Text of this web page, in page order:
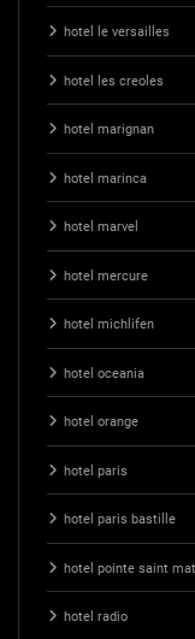
hotel le versailles
hotel les creoles
hotel marignan
hotel marinca
hotel marvel
hotel mercure
hotel michlifen
hotel oceania
hotel orange
hotel paris
hotel paris bastille
hotel pointe saint
hotel radio